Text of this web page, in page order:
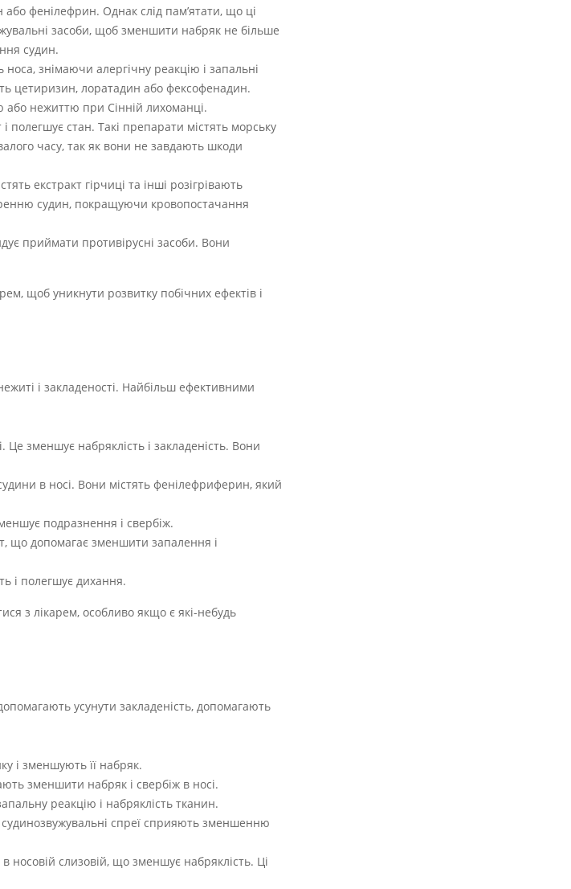
або фенілефрин. Однак слід пам’ятати, що ці
засоби, щоб зменшити набряк не більше
судин.
знімаючи алергічну реакцію і запальні
цетиризин, лоратадин або фексофенадин.
або нежиттю при Сінній лихоманці.
полегшує стан. Такі препарати містять морську
часу, так як вони не завдають шкоди
екстракт гірчиці та інші розігрівають
судин, покращуючи кровопостачання
приймати противірусні засоби. Вони
щоб уникнути розвитку побічних ефектів і
і закладеності. Найбільш ефективними
Це зменшує набряклість і закладеність. Вони
в носі. Вони містять фенілефриферин, який
подразнення і свербіж.
що допомагає зменшити запалення і
і полегшує дихання.
з лікарем, особливо якщо є які-небудь
усунути закладеність, допомагають
і зменшують її набряк.
зменшити набряк і свербіж в носі.
реакцію і набряклість тканин.
спреї сприяють зменшенню
носовій слизовій, що зменшує набряклість. Ці